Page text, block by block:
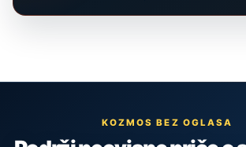
KOZMOS BEZ OGLASA